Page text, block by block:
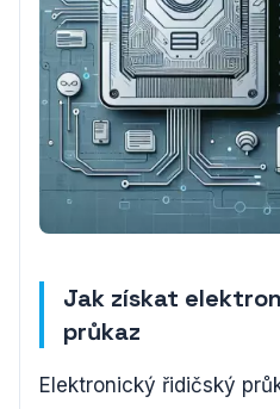
Jak získat
průkaz
Elektronický řidičský